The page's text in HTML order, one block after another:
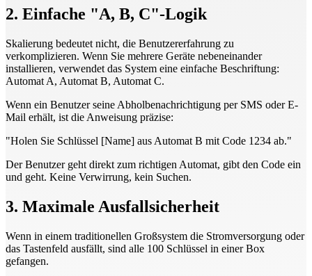
2. Einfache "A, B, C"-Logik
Skalierung bedeutet nicht, die Benutzererfahrung zu
verkomplizieren. Wenn Sie mehrere Geräte nebeneinander
installieren, verwendet das System eine einfache Beschriftung:
Automat A, Automat B, Automat C.
Wenn ein Benutzer seine Abholbenachrichtigung per SMS oder E-
Mail erhält, ist die Anweisung präzise:
"Holen Sie Schlüssel [Name] aus Automat B mit Code 1234 ab."
Der Benutzer geht direkt zum richtigen Automat, gibt den Code ein
und geht. Keine Verwirrung, kein Suchen.
3. Maximale Ausfallsicherheit
Wenn in einem traditionellen Großsystem die Stromversorgung oder
das Tastenfeld ausfällt, sind alle 100 Schlüssel in einer Box
gefangen.